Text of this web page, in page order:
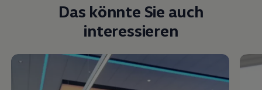
Das könnte Sie auch
interessieren